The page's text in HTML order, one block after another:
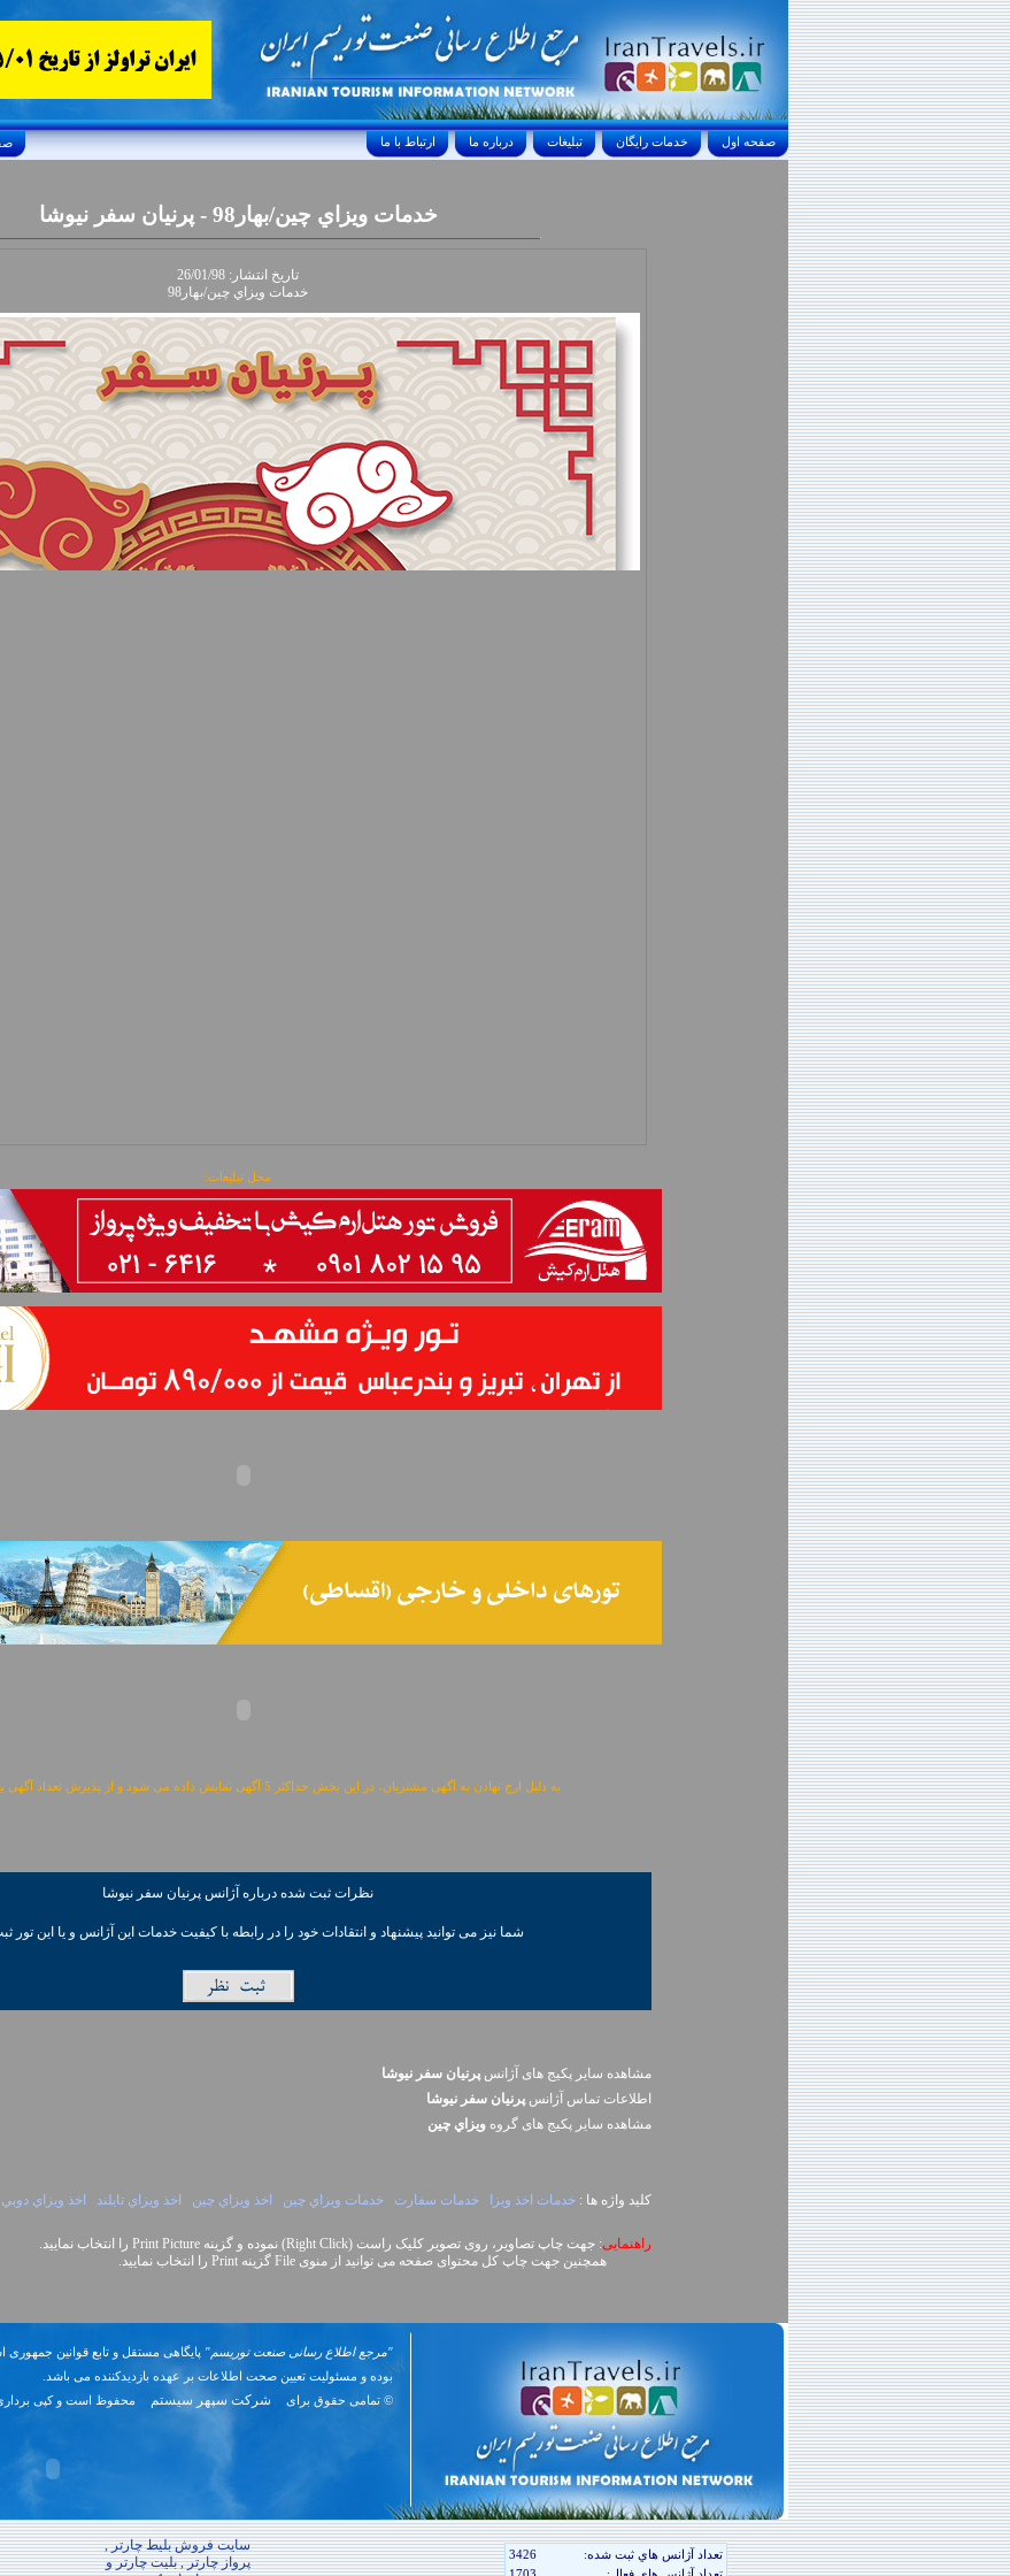
Thursday, August 6, 2026 23/صفر/1448 ارتباط با ما درباره ما تبليغات خدمات رايگان صفحه اول
خدمات ويزاي چين/بهار98 - پرنيان سفر نيوشا
تاريخ انتشار: 26/01/98
خدمات ويزاي چين/بهار98
محل تبلیغات:
به دلیل ارج نهادن به آگهی مشتریان، در این بخش حداکثر 5 آگهی نمایش داده می شود و از پذیرش تعداد آگهی بیشتر معذوریم.
نظرات ثبت شده درباره آژانس پرنيان سفر نيوشا
شما نيز می توانيد پیشنهاد و انتقادات خود را در رابطه با کیفیت خدمات این آژانس و یا این تور
مشاهده سایر پکیج های آژانس پرنيان سفر نيوشا
اطلاعات تماس آژانس پرنيان سفر نيوشا
مشاهده سایر پکيج های گروه ويزاي چين
کلید واژه ها : خدمات اخذ ويزا خدمات سفارت خدمات ويزاي چين اخذ ويزاي چين اخذ ويزاي تايلند اخذ ويزاي دوبي
راهنمایی: جهت چاپ تصاویر، روی تصویر کلیک راست (Right Click) نموده و گزینه Print Picture را انتخاب نمایید.
همچنین جهت چاپ کل محتوای صفحه می توانید از منوی File گزینه Print را انتخاب نمایید.
"مرجع اطلاع رسانی صنعت توریسم" پایگاهی مستقل و تابع قوانین جمهوری
بوده و مسئوليت تعیین صحت اطلاعات بر عهده بازدیدکننده می باشد.
© تمامی حقوق برای
شرکت سپهر سیستم محفوظ است و کپی
سایت فروش بلیط چارتر ,
پرواز چارتر , بلیت چارتر و
3426
تعداد آژانس هاي ثبت شده: